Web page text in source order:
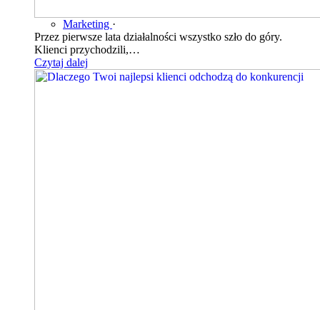
Marketing ·
Przez pierwsze lata działalności wszystko szło do góry.
Klienci przychodzili,…
Czytaj dalej